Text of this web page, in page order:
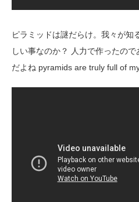
ピラミッドは謎だらけ。我々が知
しい事なのか？ 人力で作ったの
だよね pyramids are truly full of